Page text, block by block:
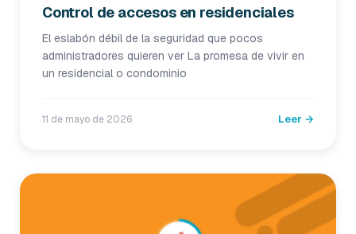
Control de accesos en residenciales
El eslabón débil de la seguridad que pocos
administradores quieren ver La promesa de vivir en
un residencial o condominio
11 de mayo de 2026 Leer →